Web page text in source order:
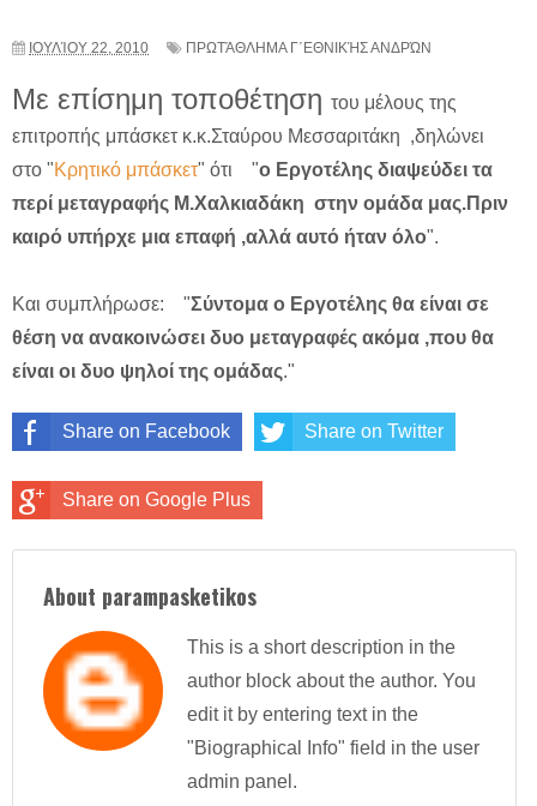
ΙΟΥΛΊΟΥ 22, 2010 ΠΡΩΤΆΘΛΗΜΑ Γ΄ΕΘΝΙΚΉΣ ΑΝΔΡΏΝ
Με επίσημη τοποθέτηση του μέλους της
επιτροπής μπάσκετ κ.κ.Σταύρου Μεσσαριτάκη ,δηλώνει
στο "Κρητικό μπάσκετ" ότι "ο Εργοτέλης διαψεύδει τα
περί μεταγραφής Μ.Χαλκιαδάκη στην ομάδα μας.Πριν
καιρό υπήρχε μια επαφή ,αλλά αυτό ήταν όλο".
Και συμπλήρωσε: "Σύντομα ο Εργοτέλης θα είναι σε
θέση να ανακοινώσει δυο μεταγραφές ακόμα ,που θα
είναι οι δυο ψηλοί της ομάδας."
Share on Facebook Share on Twitter
Share on Google Plus
About parampasketikos
This is a short description in the
author block about the author. You
edit it by entering text in the
"Biographical Info" field in the user
admin panel.